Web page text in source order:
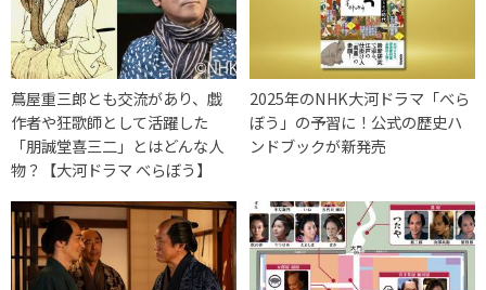
蔦屋重三郎とも交流があり、戯
作者や狂歌師として活躍した
「朋誠堂喜三二」とはどんな人
物？【大河ドラマ べらぼう】
2025年のNHK大河ドラマ「べら
ぼう」の予習に！公式の歴史ハ
ンドブックが新発売